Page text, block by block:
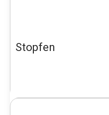
Stopfen